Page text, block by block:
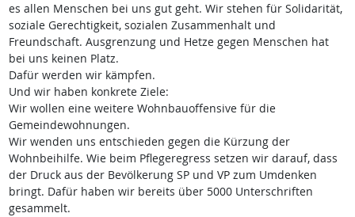
es allen Menschen bei uns gut geht. Wir stehen für Solidarität,
soziale Gerechtigkeit, sozialen Zusammenhalt und
Freundschaft. Ausgrenzung und Hetze gegen Menschen hat
bei uns keinen Platz.
Dafür werden wir kämpfen.
Und wir haben konkrete Ziele:
Wir wollen eine weitere Wohnbauoffensive für die
Gemeindewohnungen.
Wir wenden uns entschieden gegen die Kürzung der
Wohnbeihilfe. Wie beim Pflegeregress setzen wir darauf, dass
der Druck aus der Bevölkerung SP und VP zum Umdenken
bringt. Dafür haben wir bereits über 5000 Unterschriften
gesammelt.